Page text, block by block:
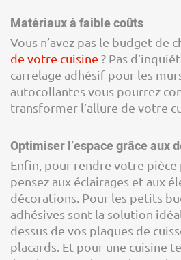
Matériaux à faible coûts
Vous n’avez pas le budget de
de votre cuisine ? Pas
carrelage adhésif pour les
autocollantes vous pourrez
transformer l’allure de votre
Optimiser l’espace grâce aux
Enfin, pour rendre votre pièce
pensez aux éclairages et aux
décorations. Pour les petits
adhésives sont la solution
dessus de vos plaques de
placards. Et pour une cuisine